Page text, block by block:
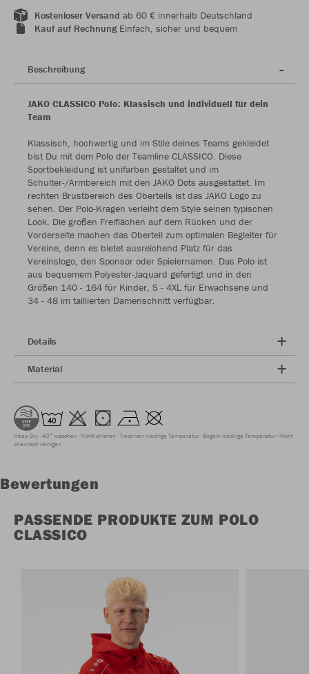
Kostenloser Versand ab 60 € innerhalb Deutschland
Kauf auf RechnungEinfach, sicher und bequem
Beschreibung
JAKO CLASSICO Polo: Klassisch und individuell für dein
Team
Klassisch, hochwertig und im Stile deines Teams gekleidet
bist Du mit dem Polo der Teamline CLASSICO. Diese
Sportbekleidung ist unifarben gestaltet und im
Schulter-/Armbereich mit den JAKO Dots ausgestattet. Im
rechten Brustbereich des Oberteils ist das JAKO Logo zu
sehen. Der Polo-Kragen verleiht dem Style seinen typischen
Look. Die großen Freiflächen auf dem Rücken und der
Vorderseite machen das Oberteil zum optimalen Begleiter für
Vereine, denn es bietet ausreichend Platz für das
Vereinslogo, den Sponsor oder Spielernamen. Das Polo ist
aus bequemem Polyester-Jaquard gefertigt und in den
Größen 140 - 164 für Kinder, S - 4XL für Erwachsene und
34 - 48 im taillierten Damenschnitt verfügbar.
Details
Material
Keep Dry 40° waschen Nicht chloren Trocknen niedrige Temperatur Bügeln niedrige Temperatur Nicht
chemisch reinigen
Bewertungen
PASSENDE PRODUKTE ZUM POLO
CLASSICO